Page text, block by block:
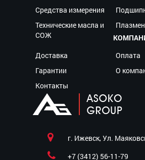
Средства измерения
Технические масла и
СОЖ
Доставка
Оплата
Гарантии
О
Контакты
г. Ижевск, Ул.
+7 (3412) 56-11-79